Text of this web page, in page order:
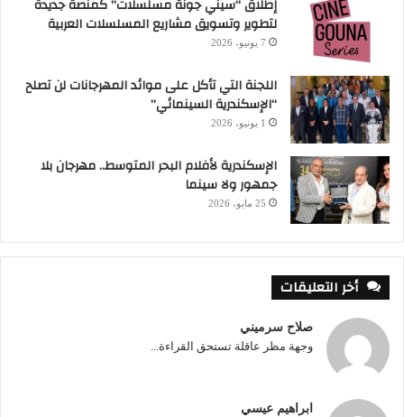
إطلاق “سيني جونة مسلسلات” كمنصة جديدة
لتطوير وتسويق مشاريع المسلسلات العربية
7 يونيو، 2026
اللجنة التي تأكل على موائد المهرجانات لن تصلح
“الإسكندرية السينمائي”
1 يونيو، 2026
الإسكندرية لأفلام البحر المتوسط.. مهرجان بلا
جمهور ولا سينما
25 مايو، 2026
أخر التعليقات
صلاح سرميني
وجهة مظر عاقلة تستحق القراءة...
ابراهيم عيسي